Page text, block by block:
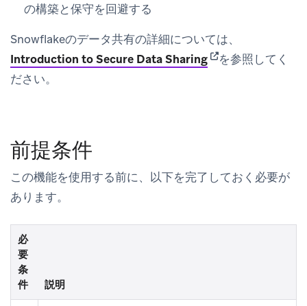
の構築と保守を回避する
Snowflakeのデータ共有の詳細については、
Introduction to Secure Data Sharing(opens in new tab)
を参照してく
ださい。
前提条件
この機能を使用する前に、以下を完了しておく必要が
あります。
必
要
条
件
説明